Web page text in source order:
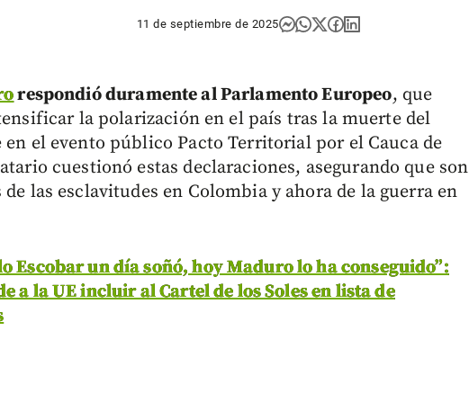
11 de septiembre de 2025
respondió duramente al Parlamento Europeo, que
la polarización en el país tras la muerte del
el evento público Pacto Territorial por el Cauca de
cuestionó estas declaraciones, asegurando que son
las esclavitudes en Colombia y ahora de la guerra en
Escobar un día soñó, hoy Maduro lo ha conseguido”:
a la UE incluir al Cartel de los Soles en lista de